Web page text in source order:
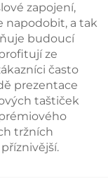
zapojení,
napodobit, a tak
budoucí
ze
často
prezentace
taštiček
tržních